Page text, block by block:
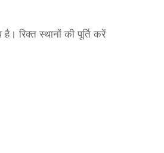
रिक्त स्थानों की पूर्ति करें